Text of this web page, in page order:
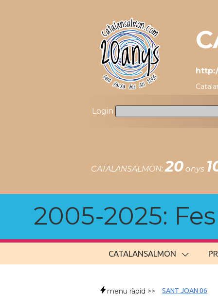
Login
CATALANSALMON:20anys
2005-2025:
CATALANSALMON
menu ràpid >> SANT JOAN 06